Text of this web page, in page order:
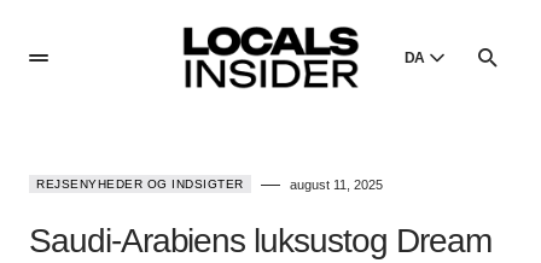
DA
Dansk
REJSENYHEDER OG INDSIGTER august 11, 2025
Saudi-Arabiens luksustog Dream